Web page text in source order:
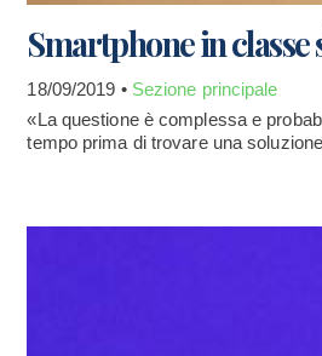
Smartphone in classe
18/09/2019 • Sezione principale
«La questione è complessa e
tempo prima di trovare una